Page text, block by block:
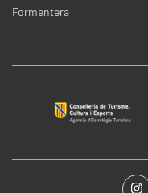
Formentera